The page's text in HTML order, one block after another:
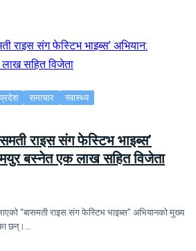
समाचार स्वास्थ्य
राइस संग फेस्टिभ भाइब्स’
बस्नेत एक लाख सहित विजेता
“बासमती राइस संग फेस्टिभ भाइब्स” अभियानको मुख्य
छन्।…